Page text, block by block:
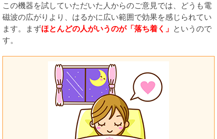
この機器を試していただいた人からのご意見では、どうも電
磁波の広がりより、はるかに広い範囲で効果を感じられてい
ます。まずほとんどの人がいうのが「落ち着く」 というので
す。